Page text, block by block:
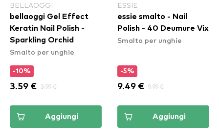
BELLAOGGI
bellaoggi Gel Effect
Keratin Nail Polish -
Sparkling Orchid
Smalto per unghie
-10%
3.59 € 3.99 €
Aggiungi
ESSIE
essie smalto - Nail
Polish - 40 Deumure Vix
Smalto per unghie
-5%
9.49 € 9.99 €
Aggiungi